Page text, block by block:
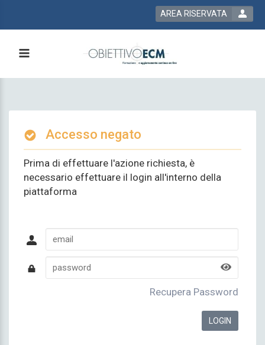
AREA RISERVATA
Accesso negato
Prima di effettuare l'azione richiesta, è
necessario effettuare il login all'interno della
piattaforma
Recupera Password